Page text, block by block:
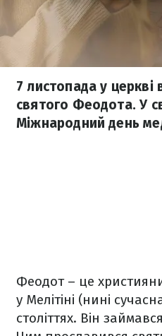
7 листопада у
святого Феодота. У
Міжнародний день
Феодот – це
у Мелітіні (нині
століттях. Він